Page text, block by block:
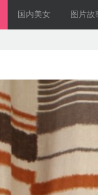
国内美女 图片故